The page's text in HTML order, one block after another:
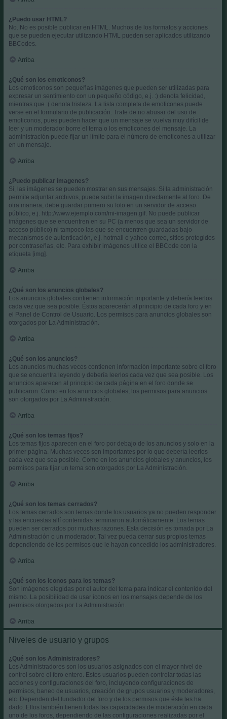
¿Puedo usar HTML?
No. No es posible publicar en HTML. Muchos de los formatos y acciones
que se pueden ejecutar utilizando HTML pueden ser aplicados utilizando
BBCodes.
Arriba
¿Qué son los emoticonos?
Los emoticonos son pequeñas imágenes que pueden ser utilizadas para
expresar un sentimiento con un pequeño código, e.j. :) denota felicidad,
mientras que :( denota tristeza. La lista completa de emoticones puede
verse en el formulario de publicación. Trate de no abusar del uso de
emoticonos, pues pueden hacer que un mensaje se vuelva muy difícil de
leer y un moderador borre el tema o los emoticones del mensaje. La
administración puede fijar un límite para el número de emoticones a utilizar
en un mensaje.
Arriba
¿Puedo publicar imagenes?
Sí, las imágenes se pueden mostrar en sus mensajes. Si la administración
permite adjuntar archivos, puede subir la imagen directamente al foro. De
otra manera, debe guardar primero su foto en un servidor de acceso
público, e.j. http://www.ejemplo.com/mi-imagen.gif. No puede publicar
imágenes que se encuentren en su PC (a menos que sea un servidor de
acceso público) ni tampoco las que se encuentren guardadas bajo
mecanismos de autenticación, e.j. hotmail o yahoo correo, sitios protegidos
por contraseñas, etc. Para exhibir imágenes utilice el BBCode con la
etiqueta [img].
Arriba
¿Qué son los anuncios globales?
Los anuncios globales contienen información importante y debería leerlos
cada vez que sea posible. Éstos aparecerán al principio de cada foro y en
el Panel de Control de Usuario. Los permisos para anuncios globales son
otorgados por La Administración.
Arriba
¿Qué son los anuncios?
Los anuncios muchas veces contienen información importante sobre el foro
que se encuentra leyendo y debería leerlos cada vez que sea posible. Los
anuncios aparecen al principio de cada página en el foro donde se
publicaron. Como en los anuncios globales, los permisos para anuncios
son otorgados por La Administración.
Arriba
¿Qué son los temas fijos?
Los temas fijos aparecen en el foro por debajo de los anuncios y solo en la
primer página. Muchas veces son importantes por lo que debería leerlos
cada vez que sea posible. Como en los anuncios globales y anuncios, los
permisos para fijar un tema son otorgados por La Administración.
Arriba
¿Qué son los temas cerrados?
Los temas cerrados son temas donde los usuarios ya no pueden responder
y las encuestas allí contenidas terminaron automáticamente. Los temas
pueden ser cerrados por muchas razones. Esta decisión es tomada por La
Administración o un moderador. Tal vez pueda cerrar sus propios temas
dependiendo de los permisos que le hayan concedido los administradores.
Arriba
¿Qué son los iconos para los temas?
Son imágenes elegidas por el autor del tema para indicar el contenido del
mismo. La posibilidad de usar iconos en los mensajes depende de los
permisos otorgados por La Administración.
Arriba
Niveles de usuario y grupos
¿Qué son los Administradores?
Los Administradores son los usuarios asignados con el mayor nivel de
control sobre el foro entero. Estos usuarios pueden controlar todas las
acciones y configuraciones del foro, incluyendo configuraciones de
permisos, baneo de usuarios, creación de grupos usuarios y moderadores,
etc. Dependen del fundador del foro y de los permisos que éste les ha
dado. Ellos también tienen todas las capacidades de moderación en cada
uno de los foros, dependiendo de las configuraciones realizadas por el